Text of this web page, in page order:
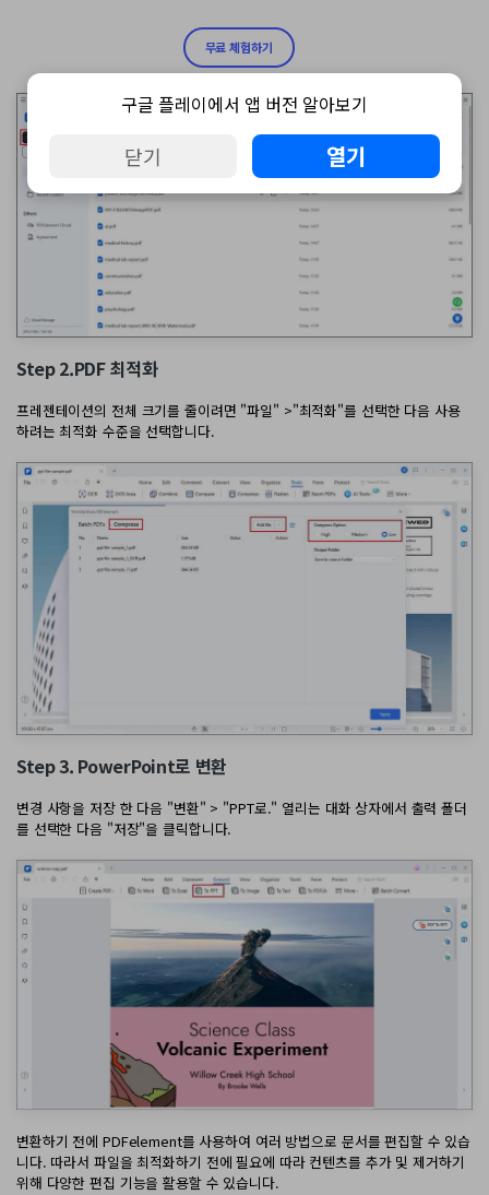
무료 체험하기
Step 2.PDF 최적화
프레젠테이션의 전체 크기를 줄이려면 "파일" >"최적화"를 선택한 다음 사용
하려는 최적화 수준을 선택합니다.
Step 3. PowerPoint로 변환
변경 사항을 저장 한 다음 "변환" > "PPT로." 열리는 대화 상자에서 출력 폴더
를 선택한 다음 "저장"을 클릭합니다.
변환하기 전에 PDFelement를 사용하여 여러 방법으로 문서를 편집할 수 있습
니다. 따라서 파일을 최적화하기 전에 필요에 따라 컨텐츠를 추가 및 제거하기
위해 다양한 편집 기능을 활용할 수 있습니다.
구글 플레이에서 앱 버전 알아보기
닫기 열기